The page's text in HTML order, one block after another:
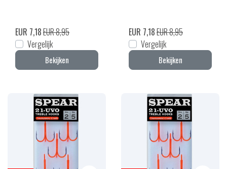
EUR 7,18EUR 8,95
Vergelijk
Bekijken
EUR 7,18EUR 8,95
Vergelijk
Bekijken